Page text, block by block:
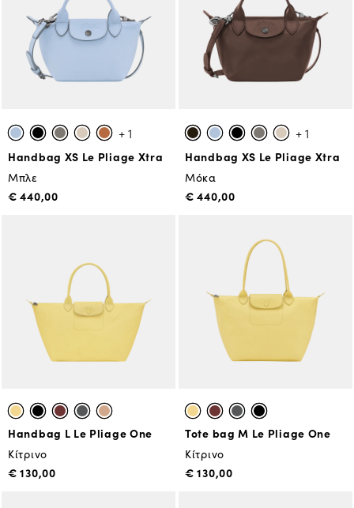
+ 1
Handbag XS Le Pliage Xtra
Μπλε
€ 440,00
+ 1
Handbag XS Le Pliage Xtra
Μόκα
€ 440,00
Handbag L Le Pliage One
Κίτρινο
€ 130,00
Tote bag Μ Le Pliage One
Κίτρινο
€ 130,00